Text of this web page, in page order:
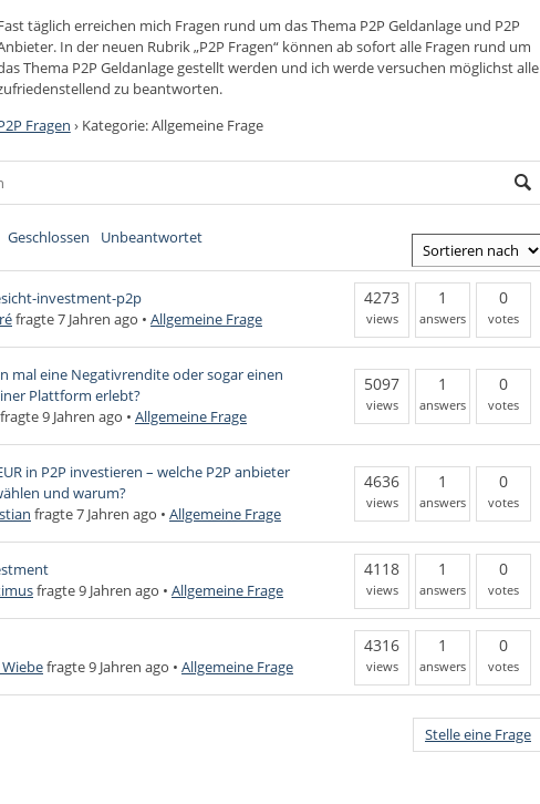
täglich erreichen mich Fragen rund um das Thema P2P Geldanlage und P2P
In der neuen Rubrik „P2P Fragen“ können ab sofort alle Fragen rund um
Thema P2P Geldanlage gestellt werden und ich werde versuchen möglichst alle
zu beantworten.
Fragen › Kategorie: Allgemeine Frage
Geschlossen Unbeantwortet
investment-p2p
fragte 7 Jahren ago • Allgemeine Frage
4273
views
1
answers
0
votes
mal eine Negativrendite oder sogar einen
Plattform erlebt?
fragte 9 Jahren ago • Allgemeine Frage
5097
views
1
answers
0
votes
in P2P investieren – welche P2P anbieter
und warum?
fragte 7 Jahren ago • Allgemeine Frage
4636
views
1
answers
0
votes
fragte 9 Jahren ago • Allgemeine Frage
4118
views
1
answers
0
votes
Wiebefragte 9 Jahren ago • Allgemeine Frage
4316
views
1
answers
0
votes
Stelle eine Frage